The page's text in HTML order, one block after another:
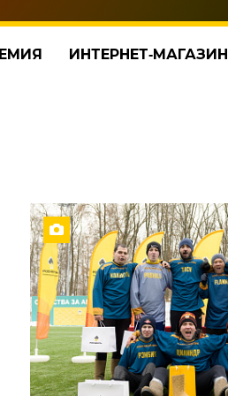
ИНТЕРНЕТ‑МАГАЗИН